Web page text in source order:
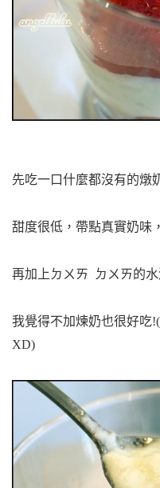
先吃一口什麼都沒有的燉
甜度很低，帶點真實奶味，
再加上ㄉㄨㄞ ㄉㄨㄞ的
我覺得不加煉奶也很好吃
XD)